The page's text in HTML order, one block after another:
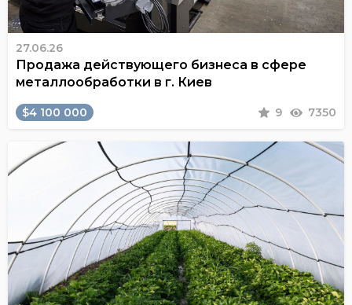
27.06.26
Продажа действующего бизнеса в сфере
металлообработки в г. Киев
$4 100 000 9 7350